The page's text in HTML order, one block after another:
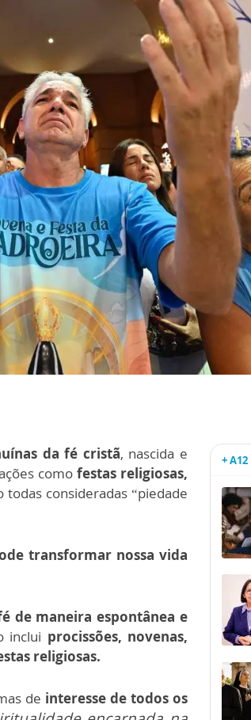
da fé cristã, nascida e
comofestas religiosas,
todas consideradas “piedade
transformar nossa vida
de maneira espontânea e
inclui procissões, novenas,
religiosas.
de interesse de todos os
+ A12